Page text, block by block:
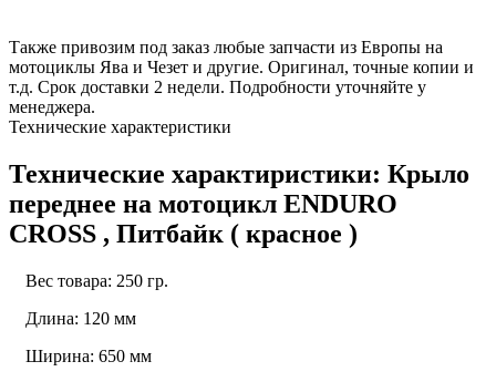
Также привозим под заказ любые запчасти из Европы на
мотоциклы Ява и Чезет и другие. Оригинал, точные копии и
т.д. Срок доставки 2 недели. Подробности уточняйте у
менеджера.
Технические характеристики
Технические характиристики: Крыло
переднее на мотоцикл ENDURO
CROSS , Питбайк ( красное )
Вес товара: 250 гр.
Длина: 120 мм
Ширина: 650 мм